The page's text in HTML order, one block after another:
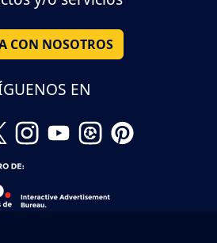
CON NOSOTROS
EN